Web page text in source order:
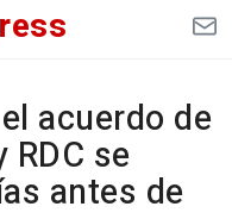
acuerdo de
RDC se
antes de